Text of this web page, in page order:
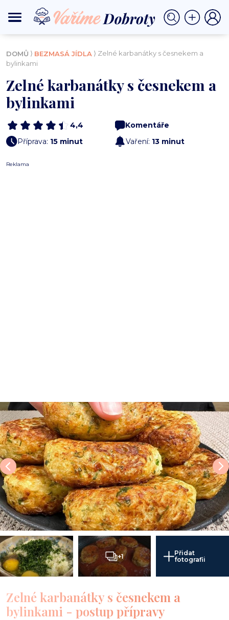
DOMŮ ⟩ BEZMASÁ JÍDLA ⟩ Zelné karbanátky s česnekem a
bylinkami
Zelné karbanátky s česnekem a
bylinkami
4,4
Komentáře
Příprava: 15 minut Vaření: 13 minut
Reklama
i
+1
Přidat
fotografii
Zelné karbanátky s česnekem a
bylinkami - postup přípravy